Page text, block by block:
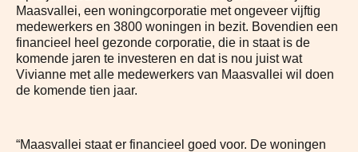
Maasvallei, een woningcorporatie met ongeveer vijftig
medewerkers en 3800 woningen in bezit. Bovendien een
financieel heel gezonde corporatie, die in staat is de
komende jaren te investeren en dat is nou juist wat
Vivianne met alle medewerkers van Maasvallei wil doen
de komende tien jaar.
“Maasvallei staat er financieel goed voor. De woningen